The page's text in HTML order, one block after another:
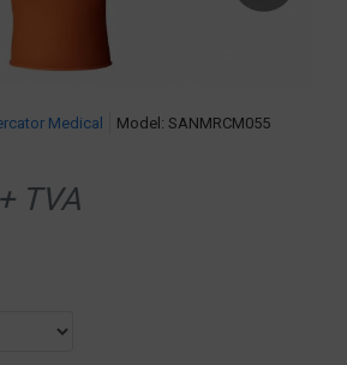
Medical Model: SANMRCM055
+ TVA